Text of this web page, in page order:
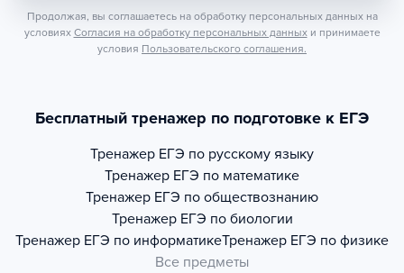
Продолжая, вы соглашаетесь на обработку персональных данных на
условиях Согласия на обработку персональных данных и принимаете
условия Пользовательского соглашения.
Бесплатный тренажер по подготовке к ЕГЭ
Тренажер ЕГЭ по русскому языку
Тренажер ЕГЭ по математике
Тренажер ЕГЭ по обществознанию
Тренажер ЕГЭ по биологии
Тренажер ЕГЭ по информатикеТренажер ЕГЭ по физике
Все предметы